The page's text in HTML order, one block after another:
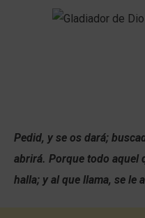
Pedid, y se os dará;
abrirá. Porque todo aquel
halla; y al que llama, se le